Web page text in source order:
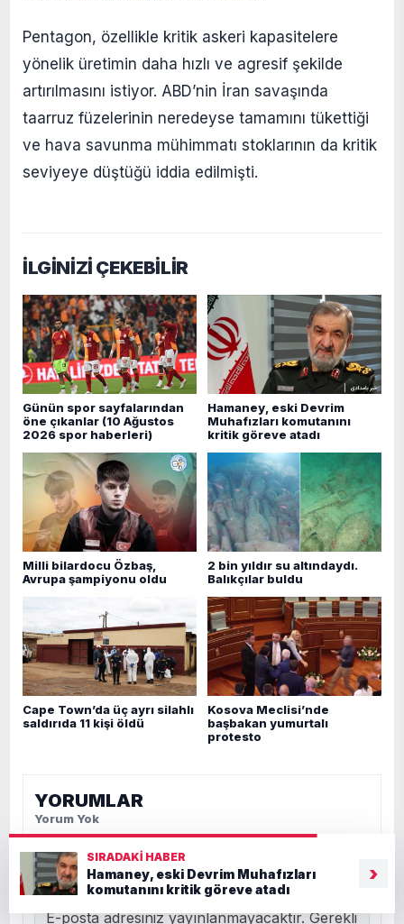
Pentagon, özellikle kritik askeri kapasitelere
yönelik üretimin daha hızlı ve agresif şekilde
artırılmasını istiyor. ABD’nin İran savaşında
taarruz füzelerinin neredeyse tamamını tükettiği
ve hava savunma mühimmatı stoklarının da kritik
seviyeye düştüğü iddia edilmişti.
İLGİNİZİ ÇEKEBİLİR
Günün spor sayfalarından
öne çıkanlar (10 Ağustos
2026 spor haberleri)
Hamaney, eski Devrim
Muhafızları komutanını
kritik göreve atadı
Milli bilardocu Özbaş,
Avrupa şampiyonu oldu
2 bin yıldır su altındaydı.
Balıkçılar buldu
Cape Town’da üç ayrı silahlı
saldırıda 11 kişi öldü
Kosova Meclisi’nde
başbakan yumurtalı
protesto
YORUMLAR
Yorum Yok
DÜŞÜNCELERİNİZİ PAYLAŞIN
E-posta adresiniz yayınlanmayacaktır. Gerekli
SIRADAKI HABER
Hamaney, eski Devrim Muhafızları
komutanını kritik göreve atadı
›